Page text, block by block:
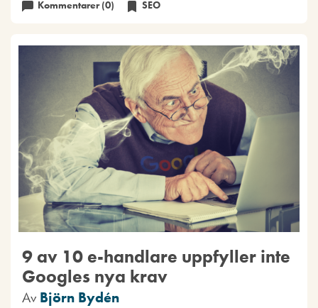
Kommentarer (0)
SEO
9 av 10 e-handlare uppfyller inte
Googles nya krav
Av Björn Bydén